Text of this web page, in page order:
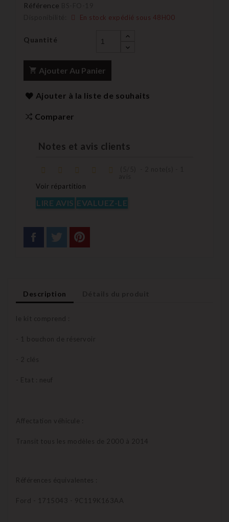
Référence
En stock expédié sous 48H00
Quantité
Ajouter Au Panier
Ajouter à la liste de souhaits
Comparer
Notes et avis clients
Voir répartition
LIRE AVIS EVALUEZ-LE
Description
le kit comprend :
- 1 bouchon de réservoir
- 2 clés
- Etat : neuf
Affectation véhicule :
Transit tous les modèles de 2000 à 2014
Références équivalentes :
Ford - 1715043 - 9C119K163AA